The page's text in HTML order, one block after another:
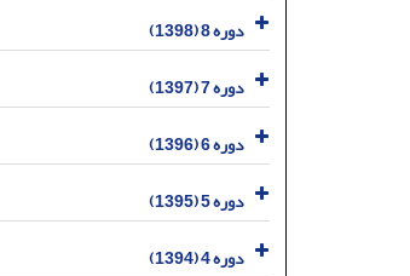
دوره 8 (1398)
دوره 7 (1397)
دوره 6 (1396)
دوره 5 (1395)
دوره 4 (1394)